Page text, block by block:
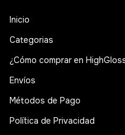
Inicio
Categorias
¿Cómo comprar en
Envíos
Métodos de Pago
Política de Privacidad